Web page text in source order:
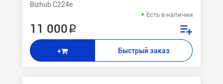
Bizhub C224e
Есть в наличии
11 000 ₽
+ Быстрый заказ